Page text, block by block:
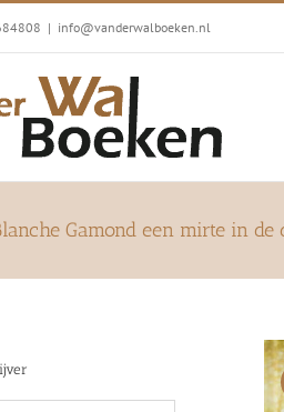
| info@vanderwalboeken.nl
Gamond een mirte in